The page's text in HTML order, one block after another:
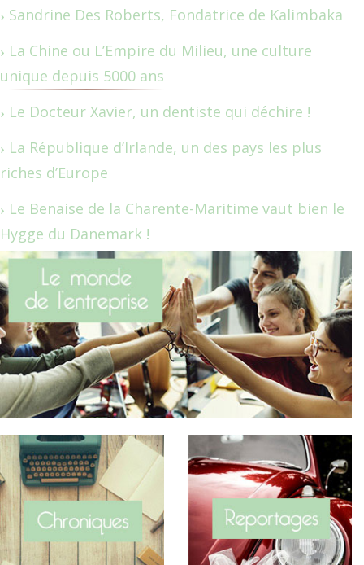
Sandrine Des Roberts, Fondatrice de Kalimbaka
La Chine ou L’Empire du Milieu, une culture
unique depuis 5000 ans
Le Docteur Xavier, un dentiste qui déchire !
La République d’Irlande, un des pays les plus
riches d’Europe
Le Benaise de la Charente-Maritime vaut bien le
Hygge du Danemark !